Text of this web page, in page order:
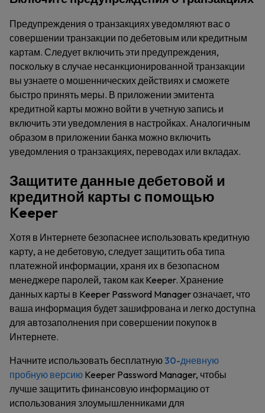
Предупреждения о транзакциях уведомляют вас о
совершении транзакции по дебетовым или кредитным
картам. Следует включить эти предупреждения,
поскольку в случае несанкционированной транзакции
вы узнаете о мошеннических действиях и сможете
быстро принять меры. В приложении эмитента
кредитной карты можно войти в учетную запись и
включить эти уведомления в настройках. Аналогичным
образом в приложении банка можно включить
уведомления о транзакциях, переводах или вкладах.
Защитите данные дебетовой и
кредитной карты с помощью
Keeper
Хотя в Интернете безопаснее использовать кредитную
карту, а не дебетовую, следует защитить оба типа
платежной информации, храня их в безопасном
менеджере паролей, таком как Keeper. Хранение
данных карты в Keeper Password Manager означает, что
ваша информация будет зашифрована и легко доступна
для автозаполнения при совершении покупок в
Интернете.
Начните использовать бесплатную30-дневную
пробную версию Keeper Password Manager, чтобы
лучше защитить финансовую информацию от
использования злоумышленниками для